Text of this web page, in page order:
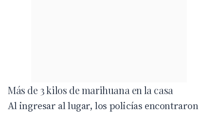
Más de 3 kilos de marihuana en la casa
Al ingresar al lugar, los policías encontraron